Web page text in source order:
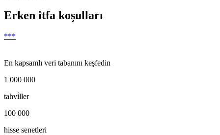
Erken itfa koşulları
***
En kapsamlı veri tabanını keşfedin
1 000 000
tahvi̇ller
100 000
hisse senetleri